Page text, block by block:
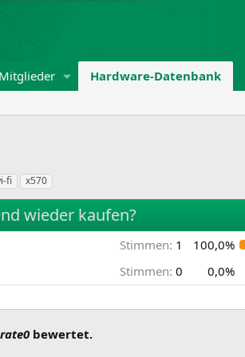
Mitglieder Hardware-Datenbank
fi x570
wieder kaufen?
Stimmen: 1
100,0%
Stimmen: 0 0,0%
bewertet.